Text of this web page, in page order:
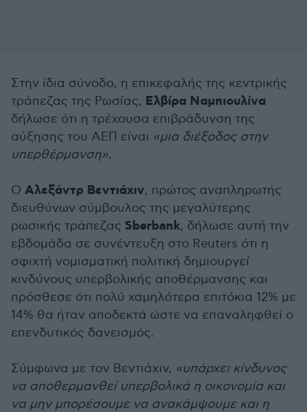
Στην ίδια σύνοδο, η επικεφαλής της κεντρικής
τράπεζας της Ρωσίας, Ελβίρα Ναμπιουλίνα
δήλωσε ότι η τρέχουσα επιβράδυνση της
αύξησης του ΑΕΠ είναι «μια διέξοδος στην
υπερθέρμανση».
Ο Αλεξάντρ Βεντιάχιν, πρώτος αναπληρωτής
διευθύνων σύμβουλος της μεγαλύτερης
ρωσικής τράπεζας Sberbank, δήλωσε αυτή την
εβδομάδα σε συνέντευξη στο Reuters ότι η
σφιχτή νομισματική πολιτική δημιουργεί
κινδύνους υπερβολικής αποθέρμανσης και
πρόσθεσε ότι πολύ χαμηλότερα επιτόκια 12% με
14% θα ήταν αποδεκτά ώστε να επαναληφθεί ο
επενδυτικός δανεισμός.
Σύμφωνα με τον Βεντιάχιν, «υπάρχει κίνδυνος
να αποθερμανθεί υπερβολικά η οικονομία και
να μην μπορέσουμε να ανακάμψουμε και η